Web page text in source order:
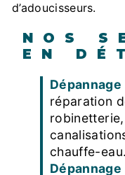
d’adoucisseurs.
NOS
EN
réparation
chauffe-eau.